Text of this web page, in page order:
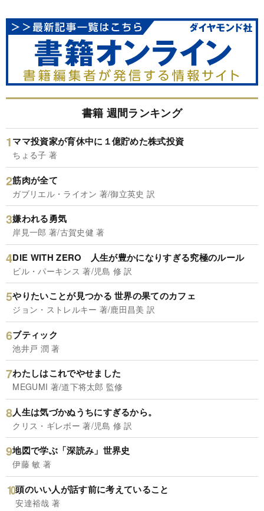
書籍 週間ランキング
ママ投資家が育休中に１億貯めた株式投資
ちょる子 著
筋肉が全て
ガブリエル・ライオン 著/御立英史 訳
嫌われる勇気
岸見一郎 著/古賀史健 著
DIE WITH ZERO 人生が豊かになりすぎる究極のルール
ビル・パーキンス 著/児島 修 訳
やりたいことが見つかる 世界の果てのカフェ
ジョン・ストレルキー 著/鹿田昌美 訳
ブティック
池井戸 潤 著
わたしはこれでやせました
MEGUMI 著/道下将太郎 監修
人生は気づかぬうちにすぎるから。
クリス・ギレボー 著/児島 修 訳
地図で学ぶ「深読み」世界史
伊藤 敏 著
頭のいい人が話す前に考えていること
安達裕哉 著